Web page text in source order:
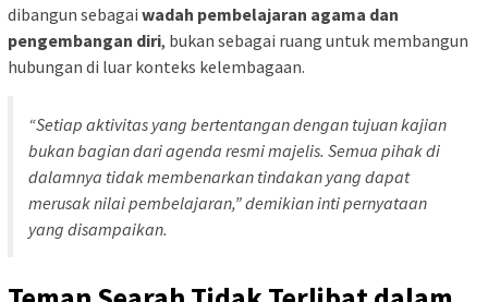
dibangun sebagai wadah pembelajaran agama dan
pengembangan diri, bukan sebagai ruang untuk membangun
hubungan di luar konteks kelembagaan.
“Setiap aktivitas yang bertentangan dengan tujuan kajian
bukan bagian dari agenda resmi majelis. Semua pihak di
dalamnya tidak membenarkan tindakan yang dapat
merusak nilai pembelajaran,”demikian inti pernyataan
yang disampaikan.